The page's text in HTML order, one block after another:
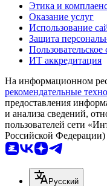
Этика и
Оказание услуг
Использование
Защита
Пользовательское
ИТ аккредитация
На информационном
рекомендательные
предоставления
и анализа сведений,
пользователей сети
Российской Федерации)
Русский